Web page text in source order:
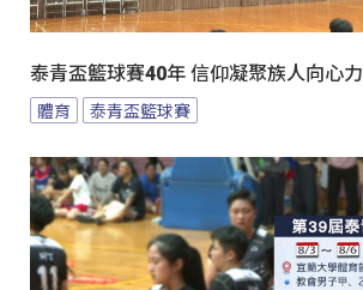
泰青盃籃球賽40年 信仰凝聚族人向心力
體育 泰青盃籃球賽